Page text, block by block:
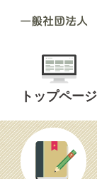
トップページ